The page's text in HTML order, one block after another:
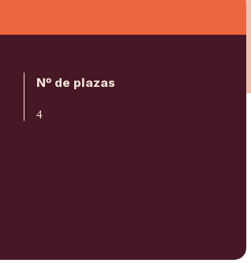
Nº de plazas
4